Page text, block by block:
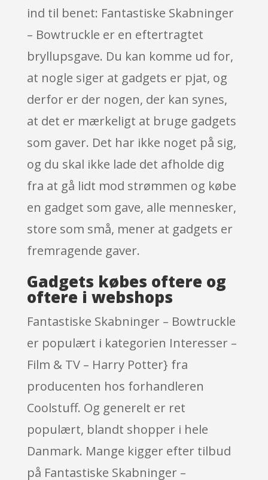
ind til benet: Fantastiske Skabninger
– Bowtruckle er en eftertragtet
bryllupsgave. Du kan komme ud for,
at nogle siger at gadgets er pjat, og
derfor er der nogen, der kan synes,
at det er mærkeligt at bruge gadgets
som gaver. Det har ikke noget på sig,
og du skal ikke lade det afholde dig
fra at gå lidt mod strømmen og købe
en gadget som gave, alle mennesker,
store som små, mener at gadgets er
fremragende gaver.
Gadgets købes oftere og
oftere i webshops
Fantastiske Skabninger – Bowtruckle
er populært i kategorien Interesser –
Film & TV – Harry Potter} fra
producenten hos forhandleren
Coolstuff. Og generelt er ret
populært, blandt shopper i hele
Danmark. Mange kigger efter tilbud
på Fantastiske Skabninger –